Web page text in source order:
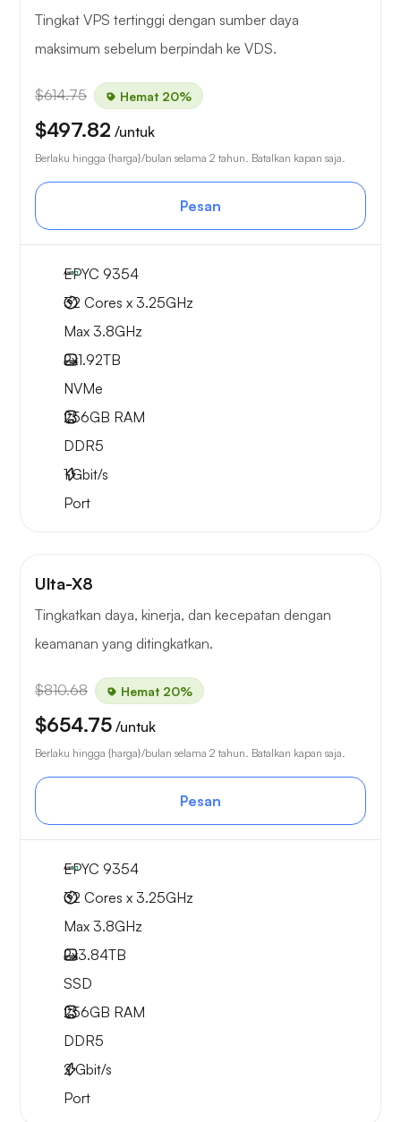
Tingkat VPS tertinggi dengan sumber daya
maksimum sebelum berpindah ke VDS.
$614.75 Hemat 20%
$497.82 /untuk
Berlaku hingga {harga}/bulan selama 2 tahun. Batalkan kapan saja.
Pesan
EPYC 9354
32 Cores x 3.25GHz
Max 3.8GHz
2x1.92TB
NVMe
256GB RAM
DDR5
1Gbit/s
Port
Ulta-X8
Tingkatkan daya, kinerja, dan kecepatan dengan
keamanan yang ditingkatkan.
$810.68 Hemat 20%
$654.75 /untuk
Berlaku hingga {harga}/bulan selama 2 tahun. Batalkan kapan saja.
Pesan
EPYC 9354
32 Cores x 3.25GHz
Max 3.8GHz
2x3.84TB
SSD
256GB RAM
DDR5
2Gbit/s
Port